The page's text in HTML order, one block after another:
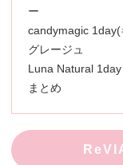
ー
candymagic
グレージュ
Luna Natural
まとめ